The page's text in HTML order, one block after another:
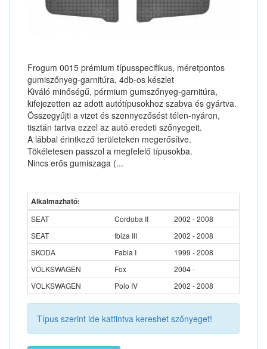
Frogum 0015 prémium típusspecifikus, méretpontos
gumiszőnyeg-garnitúra, 4db-os készlet
Kiváló minőségű, pérmium gumszőnyeg-garnitúra,
kifejezetten az adott autótípusokhoz szabva és gyártva.
Összegyűjti a vizet és szennyezősést télen-nyáron,
tisztán tartva ezzel az autó eredeti szőnyegeit.
A lábbal érintkező területeken megerősítve.
Tökéletesen passzol a megfelelő típusokba.
Nincs erős gumiszaga (...
Alkalmazható:
SEAT Cordoba II
2002 - 2008
SEAT
Ibiza III
2002 - 2008
SKODA
Fabia I
1999 - 2008
VOLKSWAGEN
Fox
2004 -
VOLKSWAGEN
Polo IV 2002 - 2008
Típus szerint ide kattintva kereshet szőnyeget!